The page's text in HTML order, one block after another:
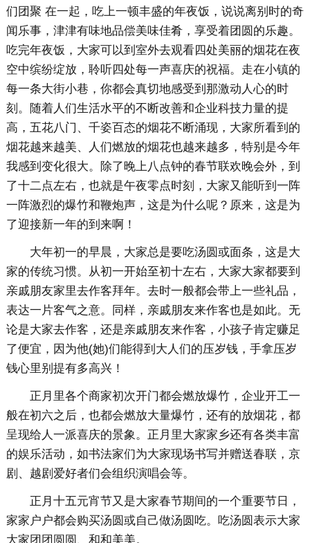
们团聚 在一起，吃上一顿丰盛的年夜饭，说说离别时的奇
闻乐事，津津有味地品偿美味佳肴，享受着团圆的乐趣。
吃完年夜饭，大家可以到室外去观看四处美丽的烟花在夜
空中缤纷绽放，聆听四处每一声喜庆的祝福。走在小镇的
每一条大街小巷，你都会真切地感受到那激动人心的时
刻。随着人们生活水平的不断改善和企业科技力量的提
高，五花八门、千姿百态的烟花不断涌现，大家所看到的
烟花越来越美、人们燃放的烟花也越来越多，特别是今年
我感到变化很大。除了晚上八点钟的春节联欢晚会外，到
了十二点左右，也就是午夜零点时刻，大家又能听到一阵
一阵激烈的爆竹和鞭炮声，这是为什么呢？原来，这是为
了迎接新一年的到来啊！
大年初一的早晨，大家总是要吃汤圆或面条，这是大
家的传统习惯。从初一开始至初十左右，大家大家都要到
亲戚朋友家里去作客拜年。去时一般都会带上一些礼品，
表达一片客气之意。同样，亲戚朋友来作客也是如此。无
论是大家去作客，还是亲戚朋友来作客，小孩子肯定赚足
了便宜，因为他(她)们能得到大人们的压岁钱，手拿压岁
钱心里别提有多高兴！
正月里各个商家初次开门都会燃放爆竹，企业开工一
般在初六之后，也都会燃放大量爆竹，还有的放烟花，都
呈现给人一派喜庆的景象。正月里大家家乡还有各类丰富
的娱乐活动，如书法家们为大家现场书写并赠送春联，京
剧、越剧爱好者们会组织演唱会等。
正月十五元宵节又是大家春节期间的一个重要节日，
家家户户都会购买汤圆或自己做汤圆吃。吃汤圆表示大家
大家团团圆圆、和和美美。